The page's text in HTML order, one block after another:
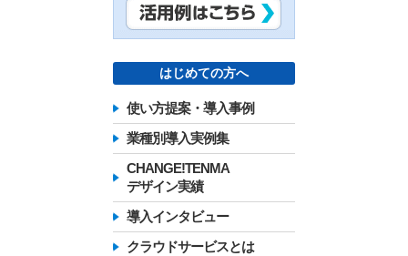
はじめての方へ
使い方提案・導入事例
業種別導入実例集
CHANGE!TENMA
デザイン実績
導入インタビュー
クラウドサービスとは